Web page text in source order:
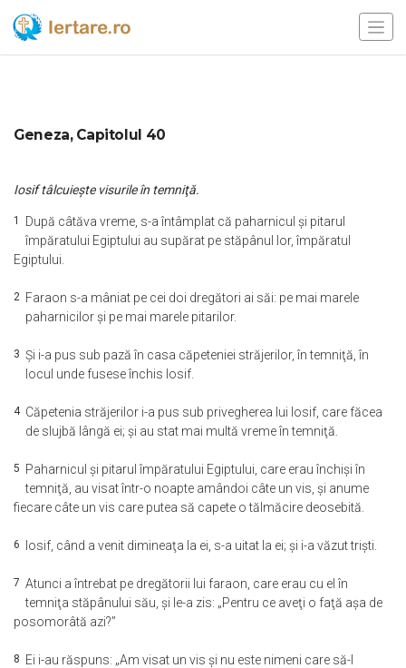
Geneza, Capitolul 40
Iosif tâlcuieşte visurile în temniţă.
1 După câtăva vreme, s-a întâmplat că paharnicul şi pitarul
împăratului Egiptului au supărat pe stăpânul lor, împăratul
Egiptului.
2 Faraon s-a mâniat pe cei doi dregători ai săi: pe mai marele
paharnicilor şi pe mai marele pitarilor.
3 Şi i-a pus sub pază în casa căpeteniei străjerilor, în temniţă, în
locul unde fusese închis Iosif.
4 Căpetenia străjerilor i-a pus sub privegherea lui Iosif, care făcea
de slujbă lângă ei; şi au stat mai multă vreme în temniţă.
5 Paharnicul şi pitarul împăratului Egiptului, care erau închişi în
temniţă, au visat într-o noapte amândoi câte un vis, şi anume
fiecare câte un vis care putea să capete o tălmăcire deosebită.
6 Iosif, când a venit dimineaţa la ei, s-a uitat la ei; şi i-a văzut trişti.
7 Atunci a întrebat pe dregătorii lui faraon, care erau cu el în
temniţa stăpânului său, şi le-a zis: „Pentru ce aveţi o faţă aşa de
posomorâtă azi?”
8 Ei i-au răspuns: „Am visat un vis şi nu este nimeni care să-l